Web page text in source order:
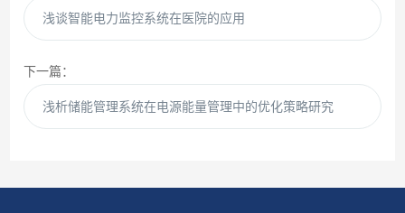
浅谈智能电力监控系统在医院的应用
下一篇：
浅析储能管理系统在电源能量管理中的优化策略研究